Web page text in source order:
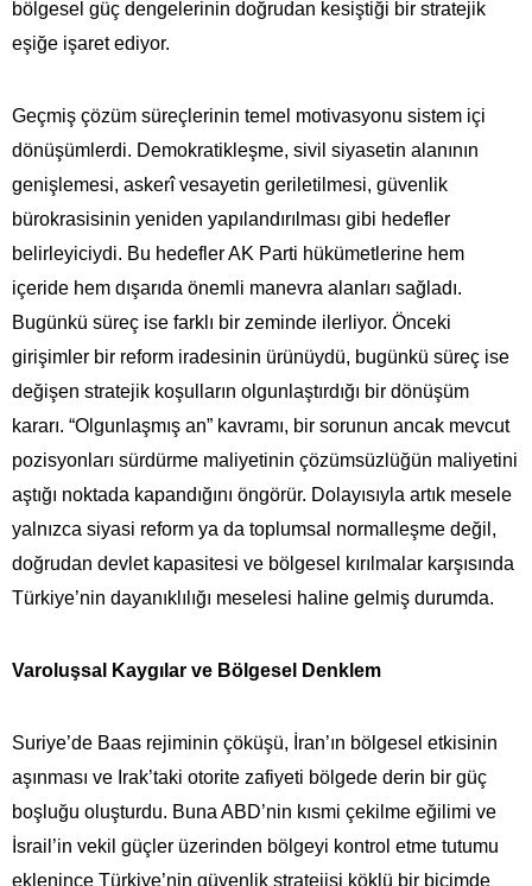
bölgesel güç dengelerinin doğrudan kesiştiği bir stratejik
eşiğe işaret ediyor.
Geçmiş çözüm süreçlerinin temel motivasyonu sistem içi
dönüşümlerdi. Demokratikleşme, sivil siyasetin alanının
genişlemesi, askerî vesayetin geriletilmesi, güvenlik
bürokrasisinin yeniden yapılandırılması gibi hedefler
belirleyiciydi. Bu hedefler AK Parti hükümetlerine hem
içeride hem dışarıda önemli manevra alanları sağladı.
Bugünkü süreç ise farklı bir zeminde ilerliyor. Önceki
girişimler bir reform iradesinin ürünüydü, bugünkü süreç ise
değişen stratejik koşulların olgunlaştırdığı bir dönüşüm
kararı. “Olgunlaşmış an” kavramı, bir sorunun ancak mevcut
pozisyonları sürdürme maliyetinin çözümsüzlüğün maliyetini
aştığı noktada kapandığını öngörür. Dolayısıyla artık mesele
yalnızca siyasi reform ya da toplumsal normalleşme değil,
doğrudan devlet kapasitesi ve bölgesel kırılmalar karşısında
Türkiye’nin dayanıklılığı meselesi haline gelmiş durumda.
Varoluşsal Kaygılar ve Bölgesel Denklem
Suriye’de Baas rejiminin çöküşü, İran’ın bölgesel etkisinin
aşınması ve Irak’taki otorite zafiyeti bölgede derin bir güç
boşluğu oluşturdu. Buna ABD’nin kısmi çekilme eğilimi ve
İsrail’in vekil güçler üzerinden bölgeyi kontrol etme tutumu
eklenince Türkiye’nin güvenlik stratejisi köklü bir biçimde